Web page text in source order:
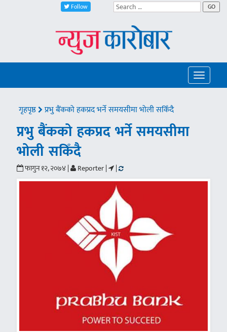
Follow GO
Toggle
गृहपृष्ठ प्रभु बैंकको हकप्रद भर्ने समयसीमा भोली सकिँदै
प्रभु बैंकको हकप्रद भर्ने समयसीमा
भोली सकिँदै
फागुन १२, २०७४ | Reporter | |